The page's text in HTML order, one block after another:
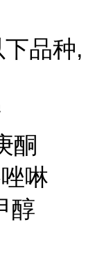
品种,
酮
啉
醇